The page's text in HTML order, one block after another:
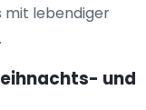
mit lebendiger
und